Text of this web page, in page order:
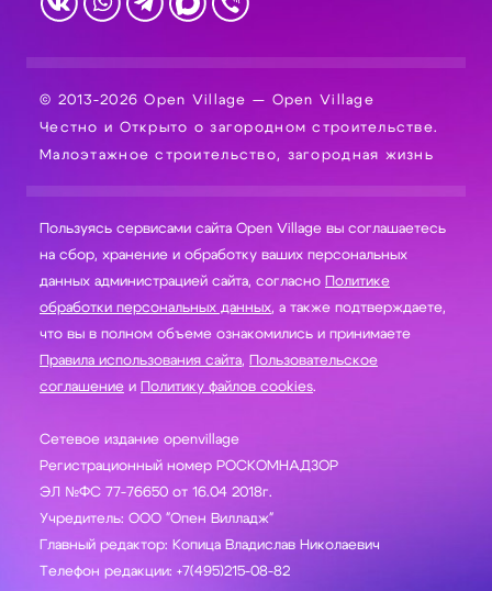
© 2013-2026 Open Village — Open Village
Честно и Открыто о загородном строительстве.
Малоэтажное строительство, загородная жизнь
Пользуясь сервисами сайта Open Village вы соглашаетесь
на сбор, хранение и обработку ваших персональных
данных администрацией сайта, согласно Политике
обработки персональных данных, а также подтверждаете,
что вы в полном объеме ознакомились и принимаете
Правила использования сайта, Пользовательское
соглашение и Политику файлов cookies.
Сетевое издание openvillage
Регистрационный номер РОСКОМНАДЗОР
ЭЛ №ФС 77-76650 от 16.04 2018г.
Учредитель: ООО "Опен Вилладж"
Главный редактор: Копица Владислав Николаевич
Телефон редакции: +7(495)215-08-82